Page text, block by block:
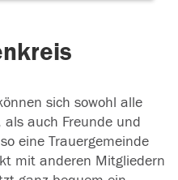
sich sowohl alle
auch Freunde und
eine Trauergemeinde
mit anderen Mitgliedern